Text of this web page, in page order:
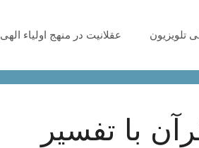
تلویزیون عقلانیت در منهج اولیاء الهی
با تفسیر